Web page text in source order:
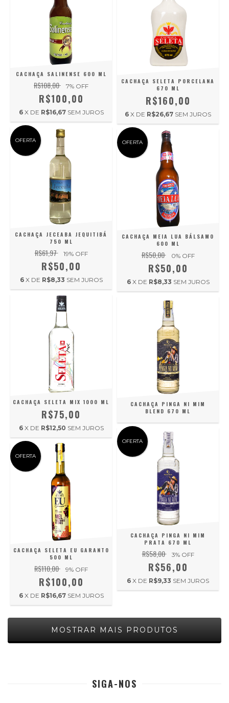
CACHAÇA SALINENSE 600 ML
R$108,00 7% OFF
R$100,00
6 X DE R$16,67 SEM JUROS
CACHAÇA SELETA PORCELANA
670 ML
R$160,00
6 X DE R$26,67 SEM JUROS
OFERTA
CACHAÇA JECEABA JEQUITIBÁ
750 ML
R$61,97 19% OFF
R$50,00
6 X DE R$8,33 SEM JUROS
OFERTA
CACHAÇA MEIA LUA BÁLSAMO
600 ML
R$50,00 0% OFF
R$50,00
6 X DE R$8,33 SEM JUROS
CACHAÇA SELETA MIX 1000 ML
R$75,00
6 X DE R$12,50 SEM JUROS
CACHAÇA PINGA NI MIM
BLEND 670 ML
OFERTA
CACHAÇA SELETA EU GARANTO
500 ML
R$110,00 9% OFF
R$100,00
6 X DE R$16,67 SEM JUROS
OFERTA
CACHAÇA PINGA NI MIM
PRATA 670 ML
R$58,00 3% OFF
R$56,00
6 X DE R$9,33 SEM JUROS
MOSTRAR MAIS PRODUTOS
SIGA-NOS